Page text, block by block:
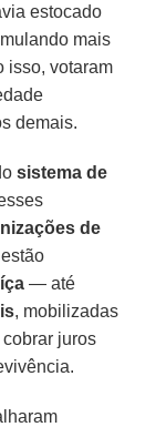
estocado
mais
isso, votaram
demais.
sistema de
de
— até
, mobilizadas
juros